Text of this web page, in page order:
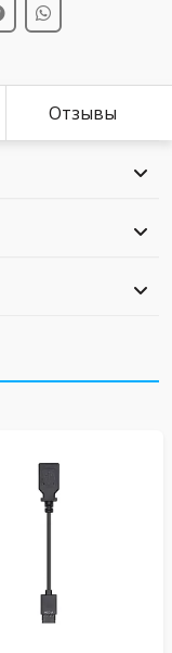
Отзывы